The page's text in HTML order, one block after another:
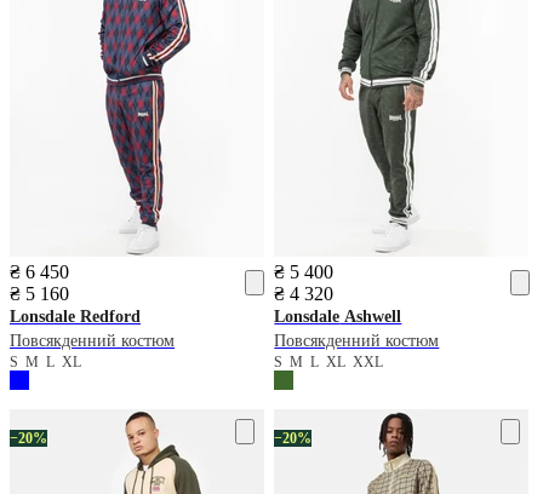
₴ 6 450
₴ 5 160
Lonsdale Redford
Повсякденний костюм
S M L XL
₴ 5 400
₴ 4 320
Lonsdale Ashwell
Повсякденний костюм
SMLXLXXL
−20% −20%